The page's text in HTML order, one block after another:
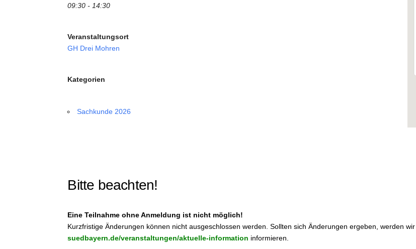
09:30 - 14:30
Veranstaltungsort
GH Drei Mohren
Kategorien
Sachkunde 2026
Bitte beachten!
Eine Teilnahme ohne Anmeldung ist nicht möglich!
Kurzfristige Änderungen können nicht ausgeschlossen werden. Sollten sich Änderungen ergeben, werden
suedbayern.de/veranstaltungen/aktuelle-information informieren.